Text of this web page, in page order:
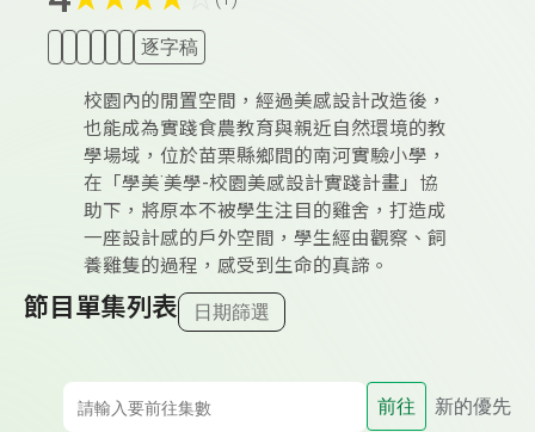
逐字稿
校園內的閒置空間，經過美感設計改造後，
也能成為實踐食農教育與親近自然環境的教
學場域，位於苗栗縣鄉間的南河實驗小學，
在「學美˙美學-校園美感設計實踐計畫」協
助下，將原本不被學生注目的雞舍，打造成
一座設計感的戶外空間，學生經由觀察、飼
養雞隻的過程，感受到生命的真諦。
節目單集列表 日期篩選
前往 新的優先